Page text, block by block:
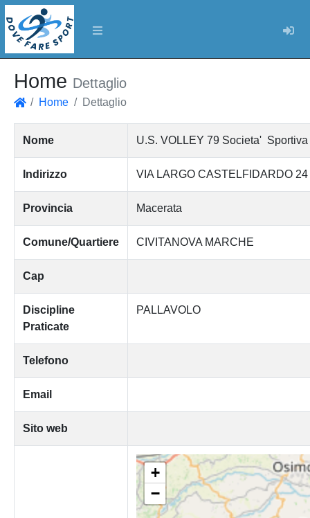
Home Dettaglio
Home Dettaglio
Nome U.S. VOLLEY 79 Societa'
Indirizzo VIA LARGO CASTELFIDARDO 24
Provincia Macerata
Comune/Quartiere CIVITANOVA MARCHE
Cap
Discipline
Praticate
PALLAVOLO
Telefono
Email
Sito web
+
−